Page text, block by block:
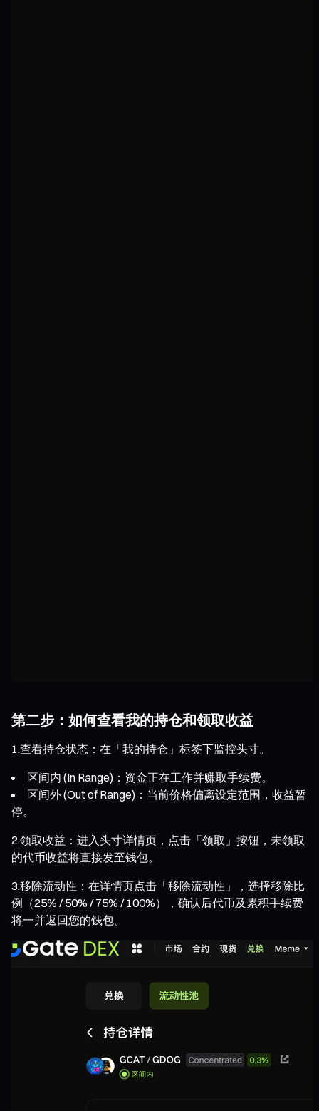
第二步：如何查看我的持仓和领取收益
1.查看持仓状态：在「我的持仓」标签下监控头寸。
区间内 (In Range)：资金正在工作并赚取手续费。
区间外 (Out of Range)：当前价格偏离设定范围，收益暂
停。
2.领取收益：进入头寸详情页，点击「领取」按钮，未领取
的代币收益将直接发至钱包。
3.移除流动性：在详情页点击「移除流动性」，选择移除比
例（25% / 50% / 75% / 100%），确认后代币及累积手续费
将一并返回您的钱包。